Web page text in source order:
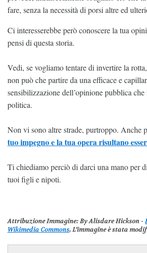
fare, senza la necessità di porsi altre ed
Ci interesserebbe però conoscere la tua
pensi di questa storia.
Vedi, se vogliamo tentare di invertire la
non può che partire da una efficace e
sensibilizzazione dell’opinione pubblica che
politica.
Non vi sono altre strade, purtroppo. Anche
tuo impegno e la tua opera risultano
Ti chiediamo perciò di darci una mano per
tuoi figli e nipoti.
Attribuzione Immagine: By Alisdare Hickson -
Wikimedia Commons. L’immagine è stata